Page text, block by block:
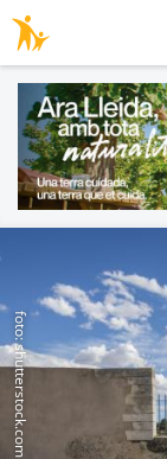
foto: shutterstock.com